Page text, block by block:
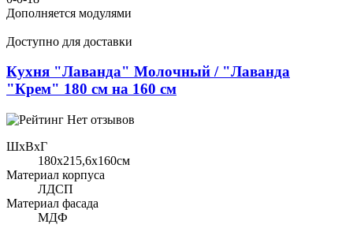
Дополняется модулями
Доступно для доставки
Кухня "Лаванда" Молочный / "Лаванда
"Крем" 180 см на 160 см
Нет отзывов
ШхВхГ
180x215,6х160см
Материал корпуса
ЛДСП
Материал фасада
МДФ